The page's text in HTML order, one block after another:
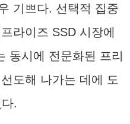
기쁘다. 선택적 집중
라이즈 SSD 시장에
동시에 전문화된 프리
도해 나가는 데에 도
.